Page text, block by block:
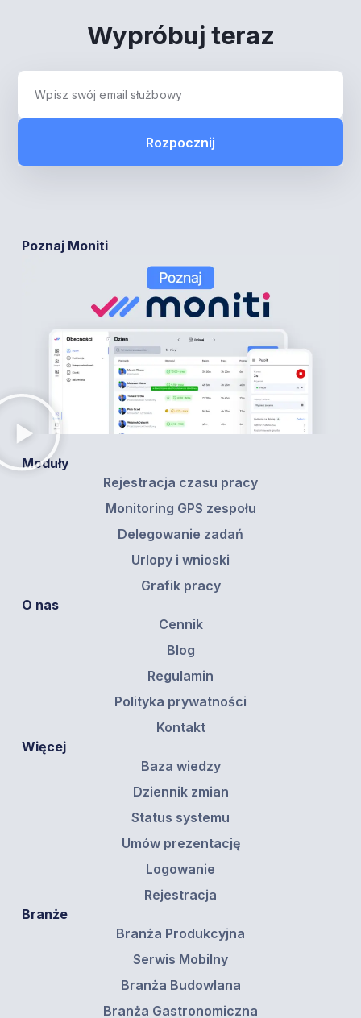
Wypróbuj teraz
Rozpocznij
Moduły
Rejestracja czasu pracy
Monitoring GPS zespołu
Delegowanie zadań
Urlopy i wnioski
Grafik pracy
O nas
Cennik
Blog
Regulamin
Polityka prywatności
Kontakt
Więcej
Baza wiedzy
Dziennik zmian
Status systemu
Umów prezentację
Logowanie
Rejestracja
Poznaj Moniti
Branże
Branża Produkcyjna
Serwis Mobilny
Branża Budowlana
Branża Gastronomiczna